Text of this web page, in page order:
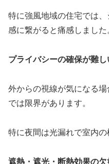
特に強風地域の住宅では
感に繋がると痛感しました
プライバシーの確保が難し
外からの視線が気になる
では限界があります。
特に夜間は光漏れで室内の
遮熱・遮光・断熱効果の欠